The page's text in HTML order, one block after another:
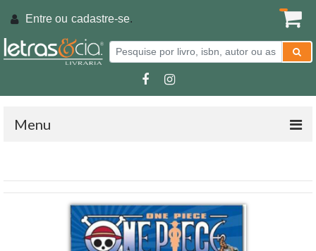
Entre ou cadastre-se.
Menu